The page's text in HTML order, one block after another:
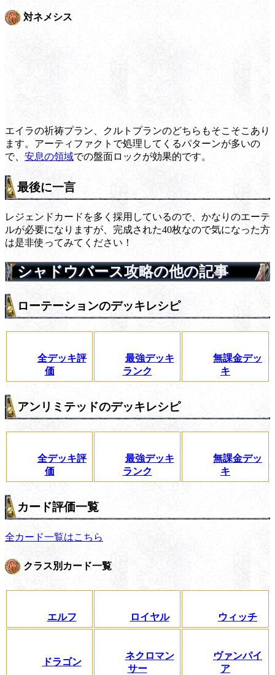
対ネメシス
エイラの祈祷プラン、クルトプランのどちらもそこそこあり
ます。アーティファクトで処理してくるパターンが多いの
で、 安息の領域での盤面ロックが効果的です。
最後に一言
レジェンドカードを多く採用しているので、かなりのエーテ
ルが必要になりますが、完成された40枚なので気になった方
は是非使ってみてください！
シャドウバース攻略の他の記事
ローテーションのデッキレシピ
全デッキ評
価
最強デッキ
ランク
無課金デッ
キ
アンリミテッドのデッキレシピ
全デッキ評
価
最強デッキ
ランク
無課金デッ
キ
カード評価一覧
全カード一覧はこちら
クラス別カード一覧
エルフ ロイヤル ウィッチ
ドラゴン
ネクロマン
サー
ヴァンパイ
ア